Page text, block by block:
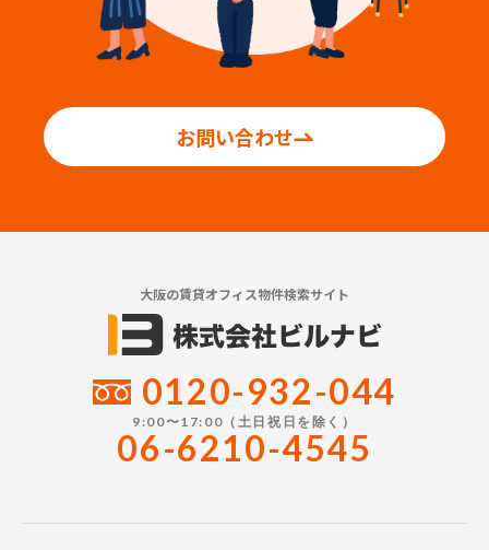
お問い合わせ
大阪の賃貸オフィス物件検索サイト
0120-932-044
9:00〜17:00（土日祝日を除く）
06-6210-4545